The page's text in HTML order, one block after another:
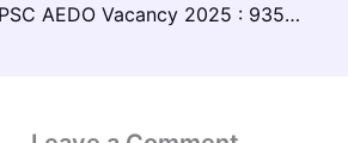
BPSC AEDO Vacancy 2025 : 935 पदों पर पुनः आवेदन चालू!